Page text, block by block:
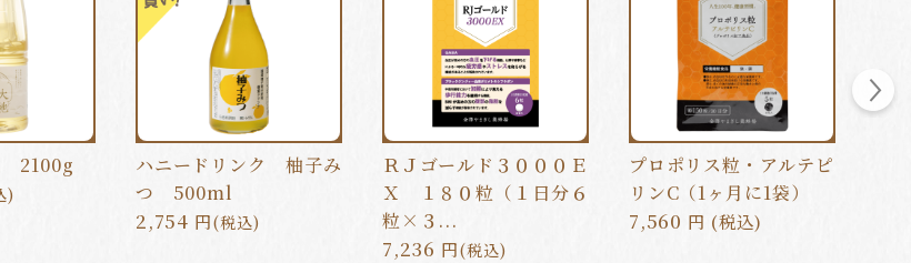
2100g
)
ハニードリンク 柚子み
つ 500ml
2,754 円(税込)
ＲＪゴールド３０００Ｅ
Ｘ １８０粒（１日分６
粒×３...
7,236 円(税込)
プロポリス粒・アルテピ
リンC（1ヶ月に1袋）
7,560 円 (税込)